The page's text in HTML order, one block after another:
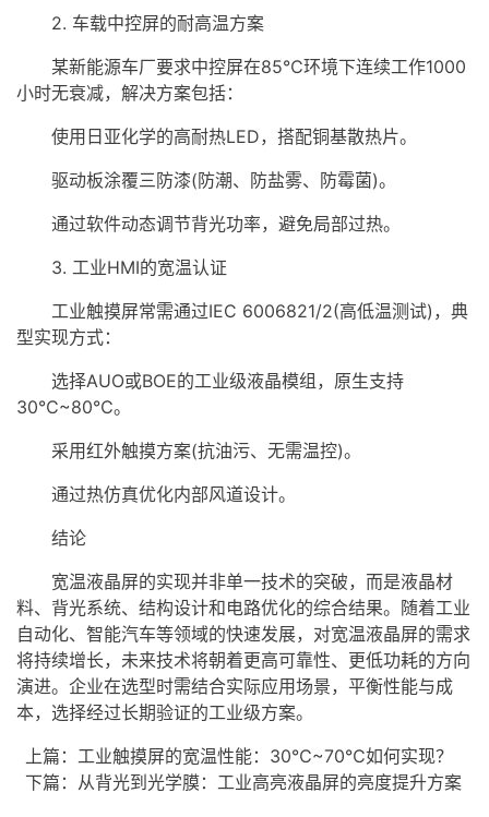
2. 车载中控屏的耐高温方案
某新能源车厂要求中控屏在85℃环境下连续工作1000
小时无衰减，解决方案包括：
使用日亚化学的高耐热LED，搭配铜基散热片。
驱动板涂覆三防漆(防潮、防盐雾、防霉菌)。
通过软件动态调节背光功率，避免局部过热。
3. 工业HMI的宽温认证
工业触摸屏常需通过IEC 6006821/2(高低温测试)，典
型实现方式：
选择AUO或BOE的工业级液晶模组 ，原生支持
30℃~80℃。
采用红外触摸方案(抗油污、无需温控)。
通过热仿真优化内部风道设计。
结论
宽温液晶屏的实现并非单一技术的突破，而是液晶材
料、背光系统、结构设计和电路优化的综合结果。随着工业
自动化、智能汽车等领域的快速发展，对宽温液晶屏的需求
将持续增长，未来技术将朝着更高可靠性、更低功耗的方向
演进。企业在选型时需结合实际应用场景，平衡性能与成
本，选择经过长期验证的工业级方案。
上篇： 工业触摸屏的宽温性能：30℃~70℃如何实现？
下篇： 从背光到光学膜：工业高亮液晶屏的亮度提升方案